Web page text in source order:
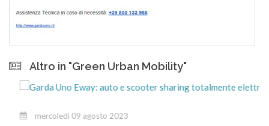
Altro in "Green Urban Mobility"
mercoledì 09 agosto 2023